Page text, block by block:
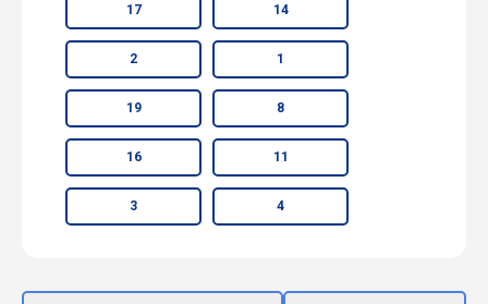
17 14
2 1
19 8
16 11
3 4